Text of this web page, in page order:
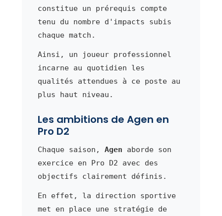
constitue un prérequis compte
tenu du nombre d'impacts subis
chaque match.
Ainsi, un joueur professionnel
incarne au quotidien les
qualités attendues à ce poste au
plus haut niveau.
Les ambitions de Agen en
Pro D2
Chaque saison, Agen aborde son
exercice en Pro D2 avec des
objectifs clairement définis.
En effet, la direction sportive
met en place une stratégie de